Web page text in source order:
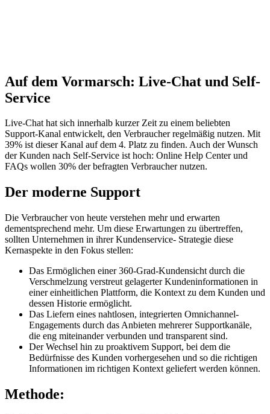
Auf dem Vormarsch: Live-Chat und Self-
Service
Live-Chat hat sich innerhalb kurzer Zeit zu einem beliebten
Support-Kanal entwickelt, den Verbraucher regelmäßig nutzen. Mit
39% ist dieser Kanal auf dem 4. Platz zu finden. Auch der Wunsch
der Kunden nach Self-Service ist hoch: Online Help Center und
FAQs wollen 30% der befragten Verbraucher nutzen.
Der moderne Support
Die Verbraucher von heute verstehen mehr und erwarten
dementsprechend mehr. Um diese Erwartungen zu übertreffen,
sollten Unternehmen in ihrer Kundenservice- Strategie diese
Kernaspekte in den Fokus stellen:
Das Ermöglichen einer 360-Grad-Kundensicht durch die
Verschmelzung verstreut gelagerter Kundeninformationen in
einer einheitlichen Plattform, die Kontext zu dem Kunden und
dessen Historie ermöglicht.
Das Liefern eines nahtlosen, integrierten Omnichannel-
Engagements durch das Anbieten mehrerer Supportkanäle,
die eng miteinander verbunden und transparent sind.
Der Wechsel hin zu proaktivem Support, bei dem die
Bedürfnisse des Kunden vorhergesehen und so die richtigen
Informationen im richtigen Kontext geliefert werden können.
Methode: